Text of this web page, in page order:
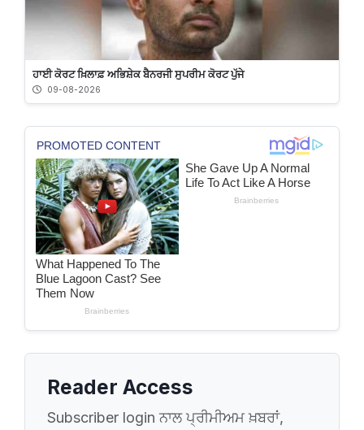
ਹਾਈ ਕੋਰਟ ਖ਼ਿਲਾਫ਼ ਅਭਿਸ਼ੇਕ ਬੈਨਰਜੀ ਸੁਪਰੀਮ ਕੋਰਟ ਪੁੱਜੇ
09-08-2026
Reader Access
Subscriber login ਨਾਲ ਪ੍ਰੀਮੀਅਮ ਖ਼ਬਰਾਂ,